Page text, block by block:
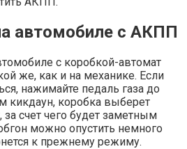
автомобиле с АКПП
с коробкой-автомат
же, как и на механике. Если
нажимайте педаль газа до
кикдаун, коробка выберет
счет чего будет заметным
можно опустить немного
к прежнему режиму.